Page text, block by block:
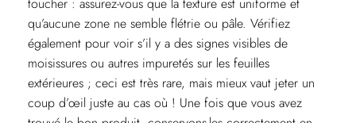
qu’aucune zone ne semble flétrie ou pâle. Vérifiez
également pour voir s’il y a des signes visibles de
moisissures ou autres impuretés sur les feuilles
extérieures ; ceci est très rare, mais mieux vaut jeter un
coup d’œil juste au cas où ! Une fois que vous avez